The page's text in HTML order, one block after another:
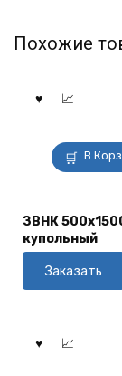
Похожие
В
ЗВНК
купольный
Заказать